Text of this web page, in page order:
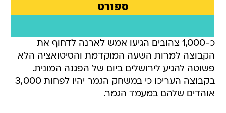
כ-1,000 צהובים הגיעו אמש לארנה לדחוף את
הקבוצה למרות השעה המוקדמת והסיטואציה הלא
פשוטה להגיע לירושלים ביום של הפגנה המונית.
בקבוצה העריכו כי במשחק הגמר יהיו לפחות 3,000
אוהדים שלהם במעמד הגמר.